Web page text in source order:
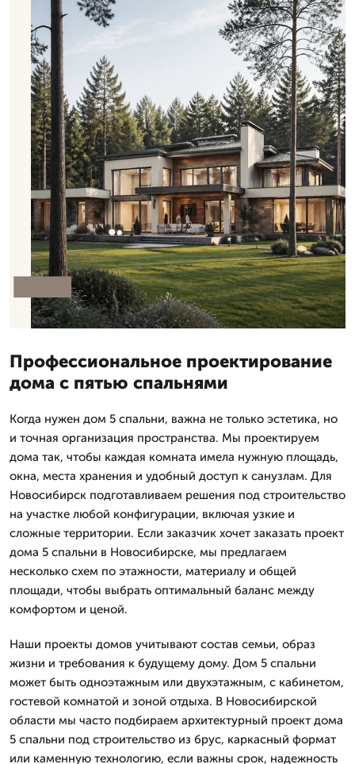
Профессиональное проектирование
дома с пятью спальнями
Когда нужен дом 5 спальни, важна не только эстетика, но
и точная организация пространства. Мы проектируем
дома так, чтобы каждая комната имела нужную площадь,
окна, места хранения и удобный доступ к санузлам. Для
Новосибирск подготавливаем решения под строительство
на участке любой конфигурации, включая узкие и
сложные территории. Если заказчик хочет заказать проект
дома 5 спальни в Новосибирске, мы предлагаем
несколько схем по этажности, материалу и общей
площади, чтобы выбрать оптимальный баланс между
комфортом и ценой.
Наши проекты домов учитывают состав семьи, образ
жизни и требования к будущему дому. Дом 5 спальни
может быть одноэтажным или двухэтажным, с кабинетом,
гостевой комнатой и зоной отдыха. В Новосибирской
области мы часто подбираем архитектурный проект дома
5 спальни под строительство из брус, каркасный формат
или каменную технологию, если важны срок, надежность